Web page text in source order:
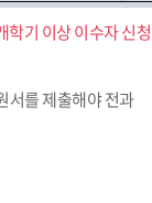
학기 이상 이수자 신청
서를 제출해야 전과